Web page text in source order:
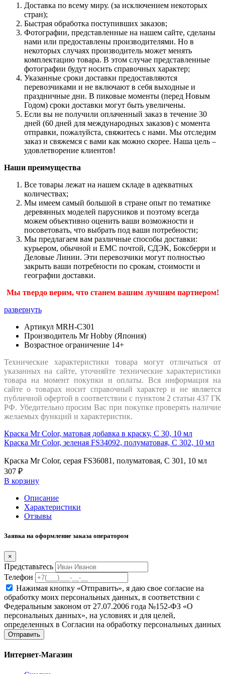
Доставка по всему миру. (за исключением некоторых
стран);
Быстрая обработка поступивших заказов;
Фотографии, представленные на нашем сайте, сделаны
нами или предоставлены производителями. Но в
некоторых случаях производитель может менять
комплектацию товара. В этом случае представленные
фотографии будут носить справочных характер;
Указанные сроки доставки предоставляются
перевозчиками и не включают в себя выходные и
праздничные дни. В пиковые моменты (перед Новым
Годом) сроки доставки могут быть увеличены.
Если вы не получили оплаченный заказ в течение 30
дней (60 дней для международных заказов) с момента
отправки, пожалуйста, свяжитесь с нами. Мы отследим
заказ и свяжемся с вами как можно скорее. Наша цель –
удовлетворение клиентов!
Наши преимущества
Все товары лежат на нашем складе в адекватных
количествах;
Мы имеем самый большой в стране опыт по тематике
деревянных моделей парусников и поэтому всегда
можем объективно оценить ваши возможности и
посоветовать, что выбрать под ваши потребности;
Мы предлагаем вам различные способы доставки:
курьером, обычной и ЕМС почтой, СДЭК, Боксберри и
Деловые Линии. Эти перевозчики могут полностью
закрыть ваши потребности по срокам, стоимости и
географии доставки.
Мы твердо верим, что станем вашим лучшим партнером!
развернуть
Артикул MRH-C301
Производитель Mr Hobby (Япония)
Возрастное ограничение 14+
Технические характеристики товара могут отличаться от
указанных на сайте, уточняйте технические характеристики
товара на момент покупки и оплаты. Вся информация на
сайте о товарах носит справочный характер и не является
публичной офертой в соответствии с пунктом 2 статьи 437 ГК
РФ. Убедительно просим Вас при покупке проверять наличие
желаемых функций и характеристик.
Краска Mr Color, матовая добавка в краску, C 30, 10 мл
Краска Mr Color, зеленая FS34092, полуматовая, C 302, 10 мл
Краска Mr Color, серая FS36081, полуматовая, C 301, 10 мл
307 ₽
В корзину
Описание
Характеристики
Отзывы
Заявка на оформление заказа оператором
×
Представьтесь
Телефон
Нажимая кнопку «Отправить», я даю свое согласие на
обработку моих персональных данных, в соответствии с
Федеральным законом от 27.07.2006 года №152-ФЗ «О
персональных данных», на условиях и для целей,
определенных в Согласии на обработку персональных данных
Отправить
Интернет-Магазин